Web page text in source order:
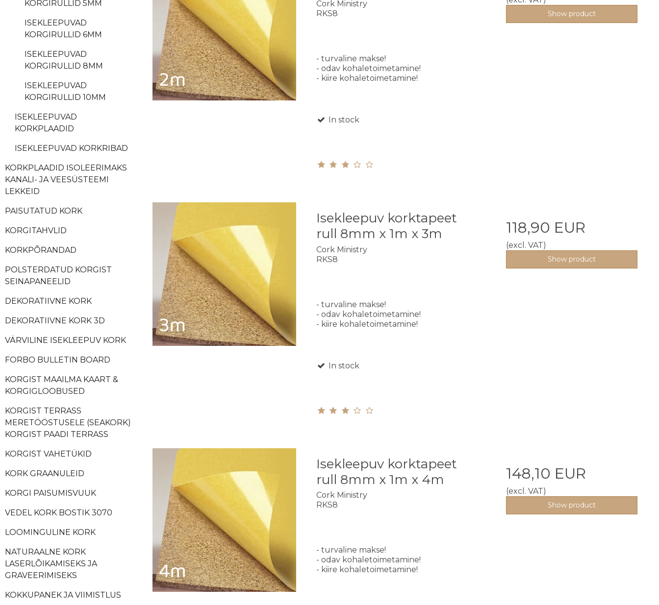
KORGIRULLID 5MM
ISEKLEEPUVAD
KORGIRULLID 6MM
ISEKLEEPUVAD
KORGIRULLID 8MM
ISEKLEEPUVAD
KORGIRULLID 10MM
ISEKLEEPUVAD
KORKPLAADID
ISEKLEEPUVAD KORKRIBAD
KORKPLAADID ISOLEERIMAKS
KANALI- JA VEESÜSTEEMI
LEKKEID
PAISUTATUD KORK
KORGITAHVLID
KORKPÕRANDAD
POLSTERDATUD KORGIST
SEINAPANEELID
DEKORATIIVNE KORK
DEKORATIIVNE KORK 3D
VÄRVILINE ISEKLEEPUV KORK
FORBO BULLETIN BOARD
KORGIST MAAILMA KAART &
KORGIGLOOBUSED
KORGIST TERRASS
MERETÖÖSTUSELE (SEAKORK)
KORGIST PAADI TERRASS
KORGIST VAHETÜKID
KORK GRAANULEID
KORGI PAISUMISVUUK
VEDEL KORK BOSTIK 3070
LOOMINGULINE KORK
NATURAALNE KORK
LASERLÕIKAMISEKS JA
GRAVEERIMISEKS
KOKKUPANEK JA VIIMISTLUS
Cork Ministry
RKS8
- turvaline makse!
- odav kohaletoimetamine!
- kiire kohaletoimetamine!
In stock
Show product
Isekleepuv korktapeet
rull 8mm x 1m x 3m
Cork Ministry
RKS8
- turvaline makse!
- odav kohaletoimetamine!
- kiire kohaletoimetamine!
In stock
118,90 EUR
(excl. VAT)
Show product
Isekleepuv korktapeet
rull 8mm x 1m x 4m
Cork Ministry
RKS8
- turvaline makse!
- odav kohaletoimetamine!
- kiire kohaletoimetamine!
148,10 EUR
(excl. VAT)
Show product